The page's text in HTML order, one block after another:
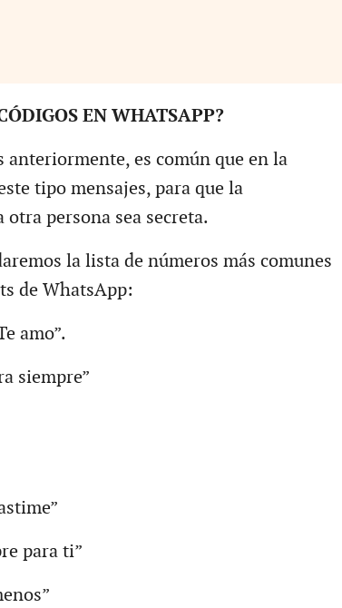
EN WHATSAPP?
anteriormente, es común que en la
tipo mensajes, para que la
persona sea secreta.
la lista de números más comunes
de WhatsApp:
amo”.
siempre”
para ti”